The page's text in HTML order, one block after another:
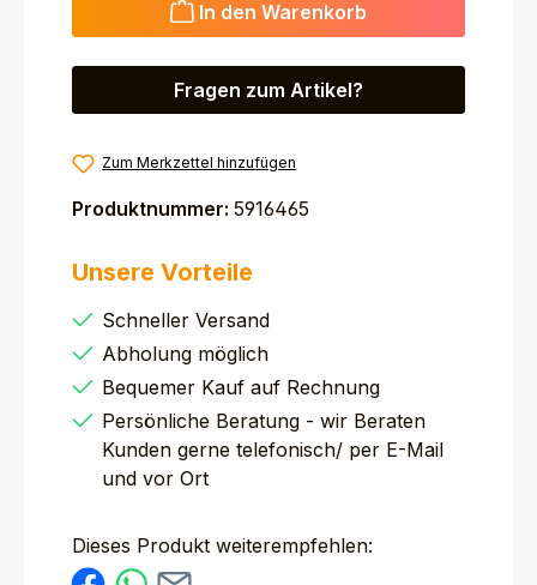
In den Warenkorb
Fragen zum Artikel?
Zum Merkzettel hinzufügen
Produktnummer: 5916465
Unsere Vorteile
Schneller Versand
Abholung möglich
Bequemer Kauf auf Rechnung
Persönliche Beratung - wir Beraten
Kunden gerne telefonisch/ per E-Mail
und vor Ort
Dieses Produkt weiterempfehlen: